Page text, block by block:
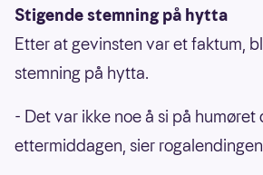
Stigende stemning på hytta
Etter at gevinsten var et faktum,
stemning på hytta.
- Det var ikke noe å si på humøret
ettermiddagen, sier